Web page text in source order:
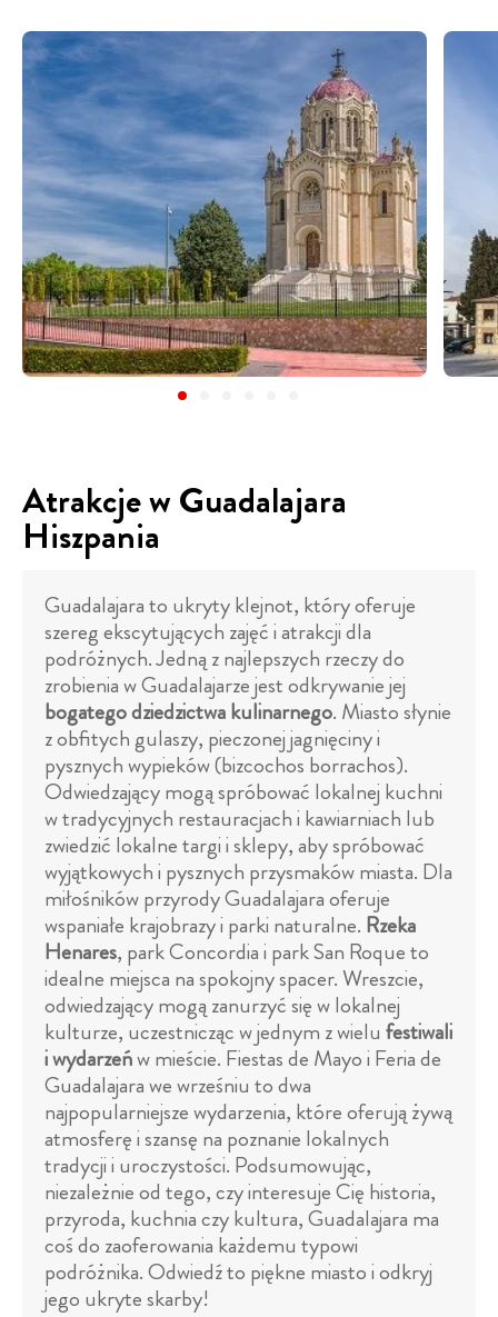
Atrakcje w Guadalajara
Hiszpania
Guadalajara to ukryty klejnot, który oferuje
szereg ekscytujących zajęć i atrakcji dla
podróżnych. Jedną z najlepszych rzeczy do
zrobienia w Guadalajarze jest odkrywanie jej
bogatego dziedzictwa kulinarnego. Miasto słynie
z obfitych gulaszy, pieczonej jagnięciny i
pysznych wypieków (bizcochos borrachos).
Odwiedzający mogą spróbować lokalnej kuchni
w tradycyjnych restauracjach i kawiarniach lub
zwiedzić lokalne targi i sklepy, aby spróbować
wyjątkowych i pysznych przysmaków miasta. Dla
miłośników przyrody Guadalajara oferuje
wspaniałe krajobrazy i parki naturalne. Rzeka
Henares, park Concordia i park San Roque to
idealne miejsca na spokojny spacer. Wreszcie,
odwiedzający mogą zanurzyć się w lokalnej
kulturze, uczestnicząc w jednym z wielu festiwali
i wydarzeńw mieście. Fiestas de Mayo i Feria de
Guadalajara we wrześniu to dwa
najpopularniejsze wydarzenia, które oferują żywą
atmosferę i szansę na poznanie lokalnych
tradycji i uroczystości. Podsumowując,
niezależnie od tego, czy interesuje Cię historia,
przyroda, kuchnia czy kultura, Guadalajara ma
coś do zaoferowania każdemu typowi
podróżnika. Odwiedź to piękne miasto i odkryj
jego ukryte skarby!